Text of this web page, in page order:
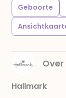
bevatten.
Geboorte
Hallmark